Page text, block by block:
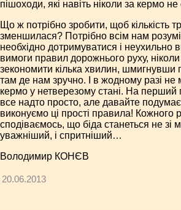
пішоходи, які навіть ніколи за кермо не
Що ж потрібно зробити, щоб кількість
зменшилася? Потрібно всім нам
необхідно дотримуватися і неухильно
вимоги правил дорожнього руху,
зекономити кілька хвилин,
там де нам зручно. І в жодному разі не
кермо у нетверезому стані. На перший
все надто просто, але давайте
виконуємо ці прості правила! Кожного
сподіваємось, що біда станеться не зі
уважніший, і спритніший…
Володимир КОНЄВ
20.06.2013